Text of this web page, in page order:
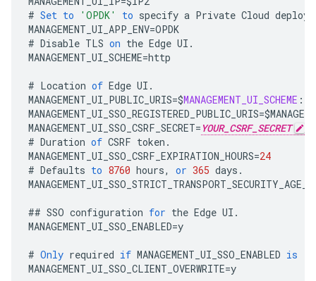
# Set to 'OPDK' to specify a Private Cloud
MANAGEMENT_UI_APP_ENV=OPDK
# Disable TLS on the Edge UI .
MANAGEMENT_UI_SCHEME=http
# Location of Edge UI .
MANAGEMENT_UI_PUBLIC_URIS=$MANAGEMENT_UI_SCHEME :
MANAGEMENT_UI_SSO_REGISTERED_PUBLIC_URIS=$
MANAGEMENT_UI_SSO_CSRF_SECRET= YOUR_CSRF_SECRET
# Duration of CSRF token .
MANAGEMENT_UI_SSO_CSRF_EXPIRATION_HOURS=24
# Defaults to 8760 hours, or 365 days .
## SSO configuration for the Edge UI .
MANAGEMENT_UI_SSO_ENABLED=y
# Only required if MANAGEMENT_UI_SSO_ENABLED is
MANAGEMENT_UI_SSO_CLIENT_OVERWRITE=y